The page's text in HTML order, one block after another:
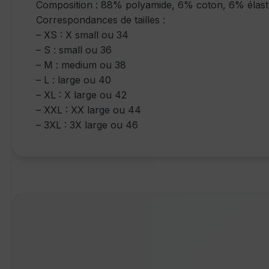
Composition : 88% polyamide, 6% coton, 6%
Correspondances de tailles :
– XS : X small ou 34
– S : small ou 36
– M : medium ou 38
– L : large ou 40
– XL : X large ou 42
– XXL : XX large ou 44
– 3XL : 3X large ou 46